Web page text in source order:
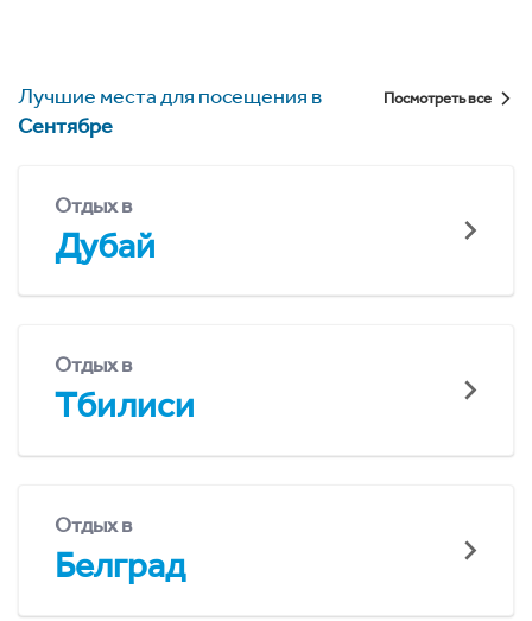
Лучшие места для посещения в
Сентябре
Посмотреть все
Отдых в
Дубай
Отдых в
Тбилиси
Отдых в
Белград